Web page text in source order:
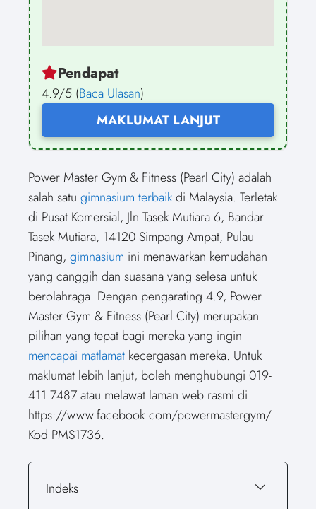
Pendapat
4.9/5 (Baca Ulasan)
MAKLUMAT LANJUT
Power Master Gym & Fitness (Pearl City) adalah
salah satu gimnasium terbaikdi Malaysia. Terletak
di Pusat Komersial, Jln Tasek Mutiara 6, Bandar
Tasek Mutiara, 14120 Simpang Ampat, Pulau
Pinang, gimnasium ini menawarkan kemudahan
yang canggih dan suasana yang selesa untuk
berolahraga. Dengan pengarating 4.9, Power
Master Gym & Fitness (Pearl City) merupakan
pilihan yang tepat bagi mereka yang ingin
mencapai matlamat kecergasan mereka. Untuk
maklumat lebih lanjut, boleh menghubungi 019-
411 7487 atau melawat laman web rasmi di
https://www.facebook.com/powermastergym/.
Kod PMS1736.
Indeks